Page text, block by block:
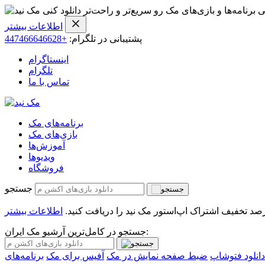
برنامه‌ها و بازی‌های مک رو سریع‌تر و راحت‌تر دانلود کنی
اطلاعات بیشتر
پشتیبانی در تلگرام: +447466646628
اینستاگرام
تلگرام
تماس با ما
برنامه‌های مک
بازی‌های مک
آموزش‌ها
ویدیو‌ها
فروشگاه
جستجو
اطلاعات بیشتر
جستجو در کامل‌ترین آرشیو مک ایران:
دانلود فتوشاپ ضبط صفحه نمایش در مک آفیس برای مک